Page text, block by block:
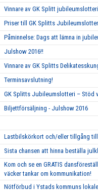
Vinnare av GK Splitt
Priser till GK Splitts
Påminnelse: Dags att lämna in
Julshow 2016!!
Vinnare av GK Splitts
Terminsavslutning!
GK Splitts Jubileumslotteri – Stöd
Biljettförsäljning - Julshow 2016
Lastbilskörkort och/eller tillgång
Sista chansen att hinna beställa
Kom och se en GRATIS
väcker tankar om kommunikation!
Nötförbud i Ystads kommuns